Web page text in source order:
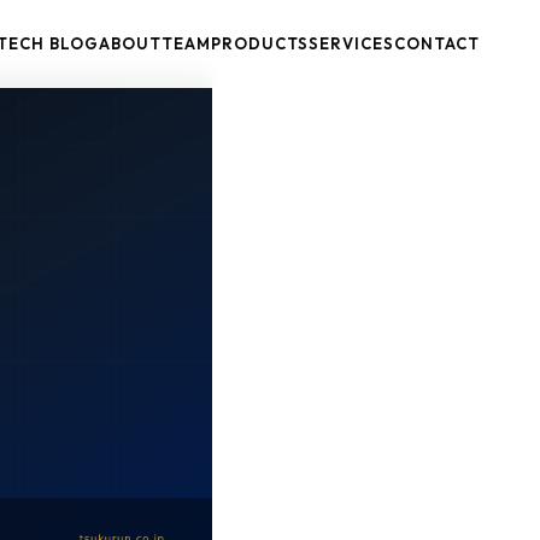
BLOGABOUTTEAMPRODUCTSSERVICESCONTACT